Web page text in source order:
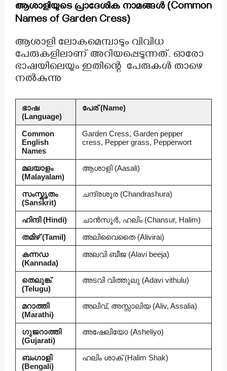
ആശാളിയുടെ പ്രാദേശിക നാമങ്ങൾ (Common
Names of Garden Cress)
ആശാളി ലോകമെമ്പാടും വിവിധ
പേരുകളിലാണ് അറിയപ്പെടുന്നത്. ഓരോ
ഭാഷയിലെയും ഇതിന്റെ പേരുകൾ താഴെ
നൽകുന്നു
ഭാഷ
(Language)
പേര് (Name)
Common
English
Names
Garden Cress, Garden pepper
cress, Pepper grass, Pepperwort
മലയാളം
(Malayalam)
ആശാളി (Aasali)
സംസ്കൃതം
(Sanskrit)
ചന്ദ്രശൂര (Chandrashura)
ഹിന്ദി (Hindi)
ചാൻസൂർ, ഹലിം (Chansur, Halim)
തമിഴ് (Tamil)
അലിവൈതൈ (Alivirai)
കന്നഡ
(Kannada)
അലവി ബീജ (Alavi beeja)
തെലുങ്ക്
(Telugu)
അടവി വിത്തുലു (Adavi vithulu)
മറാത്തി
(Marathi)
അലിവ്, അസ്സാലിയ (Aliv, Assalia)
ഗുജറാത്തി
(Gujarati)
അഷേലിയോ (Asheliyo)
ബംഗാളി
(Bengali)
ഹലിം ശാക് (Halim Shak)